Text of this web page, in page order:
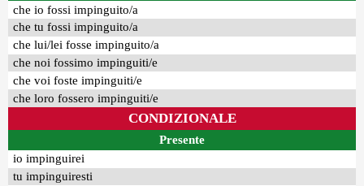
che io fossi impinguito/a
che tu fossi impinguito/a
che lui/lei fosse impinguito/a
che noi fossimo impinguiti/e
che voi foste impinguiti/e
che loro fossero impinguiti/e
CONDIZIONALE
Presente
io impinguirei
tu impinguiresti